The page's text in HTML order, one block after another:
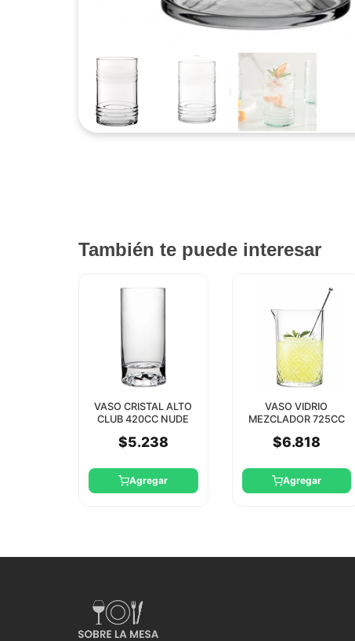
También te puede interesar
VASO CRISTAL ALTO
CLUB 420CC NUDE
$5.238
Agregar
VASO VIDRIO
MEZCLADOR 725CC
PASABAHCE
$6.818
Agregar